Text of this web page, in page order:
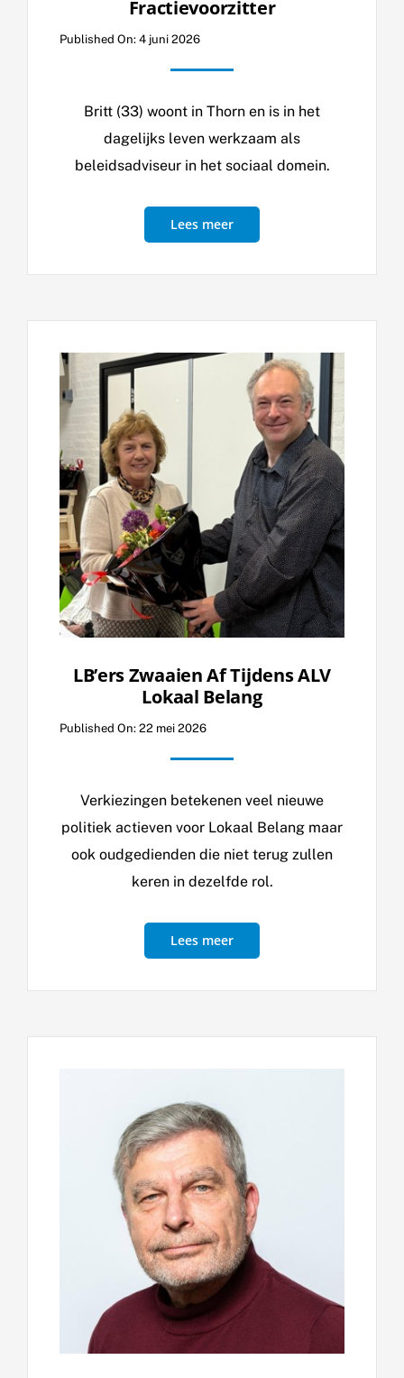
Fractievoorzitter
Published On: 4 juni 2026
Britt (33) woont in Thorn en is in het
dagelijks leven werkzaam als
beleidsadviseur in het sociaal domein.
Lees meer
LB’ers Zwaaien Af Tijdens ALV
Lokaal Belang
Published On: 22 mei 2026
Verkiezingen betekenen veel nieuwe
politiek actieven voor Lokaal Belang maar
ook oudgedienden die niet terug zullen
keren in dezelfde rol.
Lees meer